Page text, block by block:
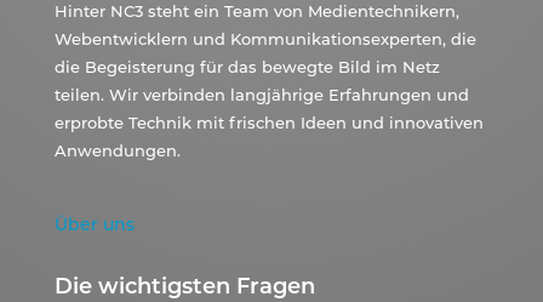
Hinter NC3 steht ein Team von Medientechnikern,
Webentwicklern und Kommunikationsexperten, die
die Begeisterung für das bewegte Bild im Netz
teilen. Wir verbinden langjährige Erfahrungen und
erprobte Technik mit frischen Ideen und innovativen
Anwendungen.
Über uns
Die wichtigsten Fragen